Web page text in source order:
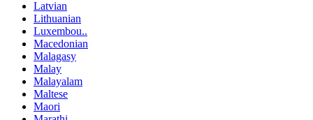
Latvian
Lithuanian
Luxembou..
Macedonian
Malagasy
Malay
Malayalam
Maltese
Maori